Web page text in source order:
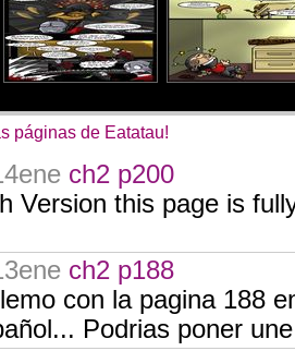
páginas de Eatatau!
ch2 p200
Version this page is
ch2 p188
con la pagina 188
Podrias poner